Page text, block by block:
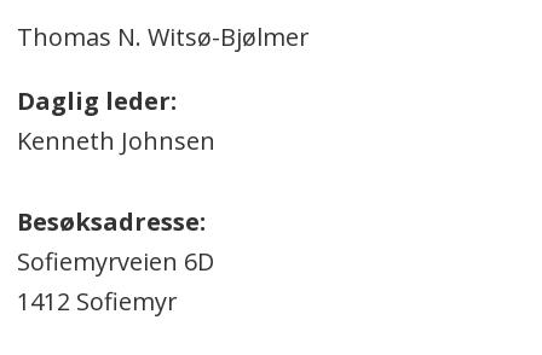
Thomas N. Witsø-Bjølmer
Daglig leder:
Kenneth Johnsen
Besøksadresse:
Sofiemyrveien 6D
1412 Sofiemyr